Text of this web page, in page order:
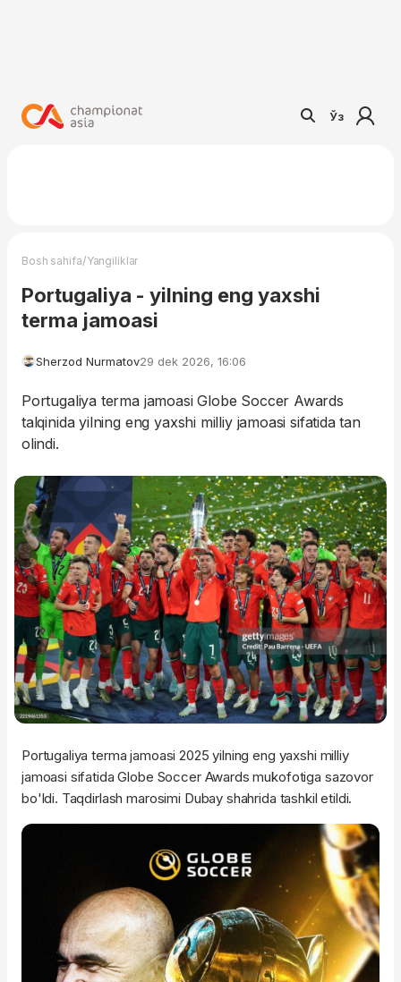
Ўз
Bosh sahifa/Yangiliklar
Portugaliya - yilning eng yaxshi
terma jamoasi
Sherzod Nurmatov29 dek 2026, 16:06
Portugaliya terma jamoasi Globe Soccer Awards
talqinida yilning eng yaxshi milliy jamoasi sifatida tan
olindi.
Portugaliya terma jamoasi 2025 yilning eng yaxshi milliy
jamoasi sifatida Globe Soccer Awards mukofotiga sazovor
bo'ldi. Taqdirlash marosimi Dubay shahrida tashkil etildi.